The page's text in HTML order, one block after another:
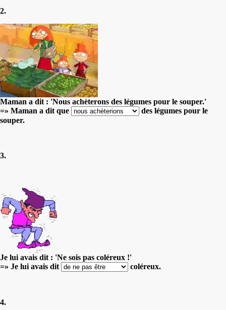
2.
Maman a dit : 'Nous achèterons des légumes pour le souper.'
=» Maman a dit que
des légumes pour le
souper.
3.
Je lui avais dit : 'Ne sois pas coléreux !'
=» Je lui avais dit
coléreux.
4.